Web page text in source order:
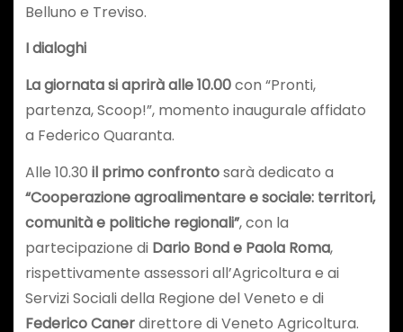
Belluno e Treviso.
I dialoghi
La giornata si aprirà alle 10.00con “Pronti,
partenza, Scoop!”, momento inaugurale affidato
a Federico Quaranta.
Alle 10.30 il primo confrontosarà dedicato a
“Cooperazione agroalimentare e sociale: territori,
comunità e politiche regionali”, con la
partecipazione di Dario Bond e Paola Roma,
rispettivamente assessori all’Agricoltura e ai
Servizi Sociali della Regione del Veneto e di
Federico Canerdirettore di Veneto Agricoltura.